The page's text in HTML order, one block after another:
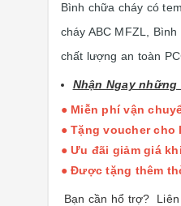
Bình chữa cháy có
cháy ABC MFZL,
chất lượng an toàn
Nhận Ngay
● Miễn phí vận
● Tặng voucher cho
● Ưu đãi giảm giá
● Được tặng thêm
Bạn cần hổ trợ?